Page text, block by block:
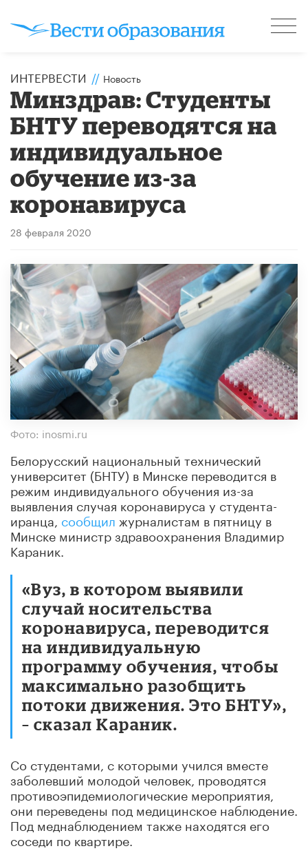
ИНТЕРВЕСТИ // Новость
Минздрав: Студенты
БНТУ переводятся на
индивидуальное
обучение из-за
коронавируса
28 февраля 2020
Фото: inosmi.ru
Белорусский национальный технический
университет (БНТУ) в Минске переводится в
режим индивидуального обучения из-за
выявления случая коронавируса у студента-
иранца, сообщил журналистам в пятницу в
Минске министр здравоохранения Владимир
Караник.
«Вуз, в котором выявили
случай носительства
коронавируса, переводится
на индивидуальную
программу обучения, чтобы
максимально разобщить
потоки движения. Это БНТУ»,
– сказал Караник.
Со студентами, с которыми учился вместе
заболевший молодой человек, проводятся
противоэпидемиологические мероприятия,
они переведены под медицинское наблюдение.
Под меднаблюдением также находятся его
соседи по квартире.